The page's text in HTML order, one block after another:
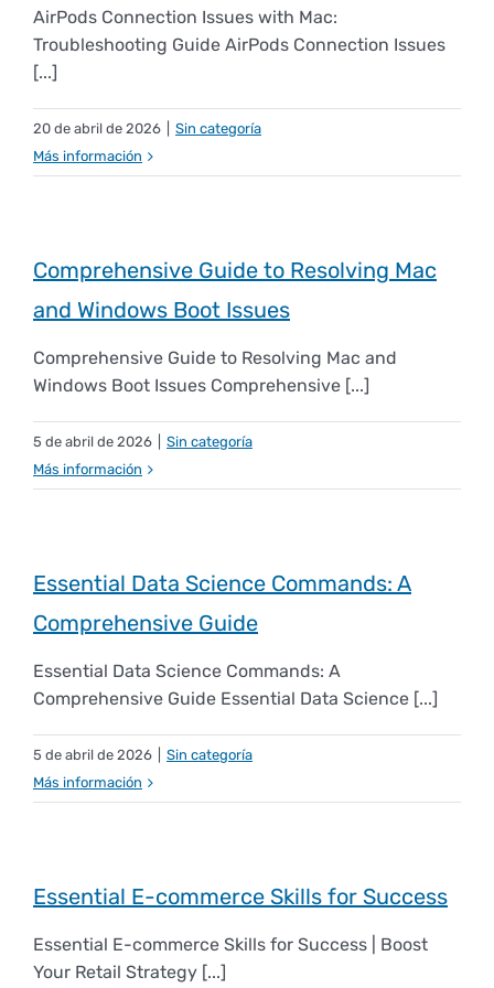
Comisiones
Personal
Empresas
Coordinador y tutores
Renovación acreditación
Memoria verificación
Informes
Impresos y formularios
Impresos y formularios
Correo institucional
Estatuto estudiante universitario
Plan de acción tutorial
Programa Mentor
Representantes
Primer Encuentro (2025)
Edición 2025 (UVL 2025)
Edición 2026 (UVL 2026)
AirPods Connection Issues with Mac:
Troubleshooting Guide AirPods Connection Issues
[...]
20 de abril de 2026
Sin categoría
Más información
Comprehensive Guide to Resolving Mac
and Windows Boot Issues
Comprehensive Guide to Resolving Mac and
Windows Boot Issues Comprehensive [...]
5 de abril de 2026
Sin categoría
Más información
Essential Data Science Commands: A
Comprehensive Guide
Essential Data Science Commands: A
Comprehensive Guide Essential Data Science [...]
5 de abril de 2026
Sin categoría
Más información
Essential E-commerce Skills for Success
Essential E-commerce Skills for Success | Boost
Your Retail Strategy [...]